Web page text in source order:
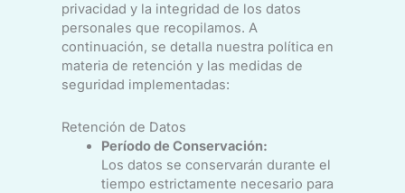
privacidad y la integridad de los datos
personales que recopilamos. A
continuación, se detalla nuestra política en
materia de retención y las medidas de
seguridad implementadas:
Retención de Datos
Período de Conservación:
Los datos se conservarán durante el
tiempo estrictamente necesario para